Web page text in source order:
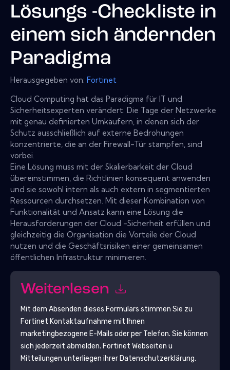
Lösungs -Checkliste in
einem sich ändernden
Paradigma
Herausgegeben von: Fortinet
Cloud Computing hat das Paradigma für IT und
Sicherheitsexperten verändert. Die Tage der Netzwerke
mit genau definierten Umkäufern, in denen sich der
Schutz ausschließlich auf externe Bedrohungen
konzentrierte, die an der Firewall-Tür stampfen, sind
vorbei.
Eine Lösung muss mit der Skalierbarkeit der Cloud
übereinstimmen, die Richtlinien konsequent anwenden
und sie sowohl intern als auch extern in segmentierten
Ressourcen durchsetzen. Mit dieser Kombination von
Funktionalität und Ansatz kann eine Lösung die
Herausforderungen der Cloud -Sicherheit erfüllen und
gleichzeitig die Organisation die Vorteile der Cloud
nutzen und die Geschäftsrisiken einer gemeinsamen
öffentlichen Infrastruktur minimieren.
Weiterlesen
Mit dem Absenden dieses Formulars stimmen Sie zu
Fortinet Kontaktaufnahme mit Ihnen
marketingbezogene E-Mails oder per Telefon. Sie können
sich jederzeit abmelden. Fortinet Webseiten u
Mitteilungen unterliegen ihrer Datenschutzerklärung.